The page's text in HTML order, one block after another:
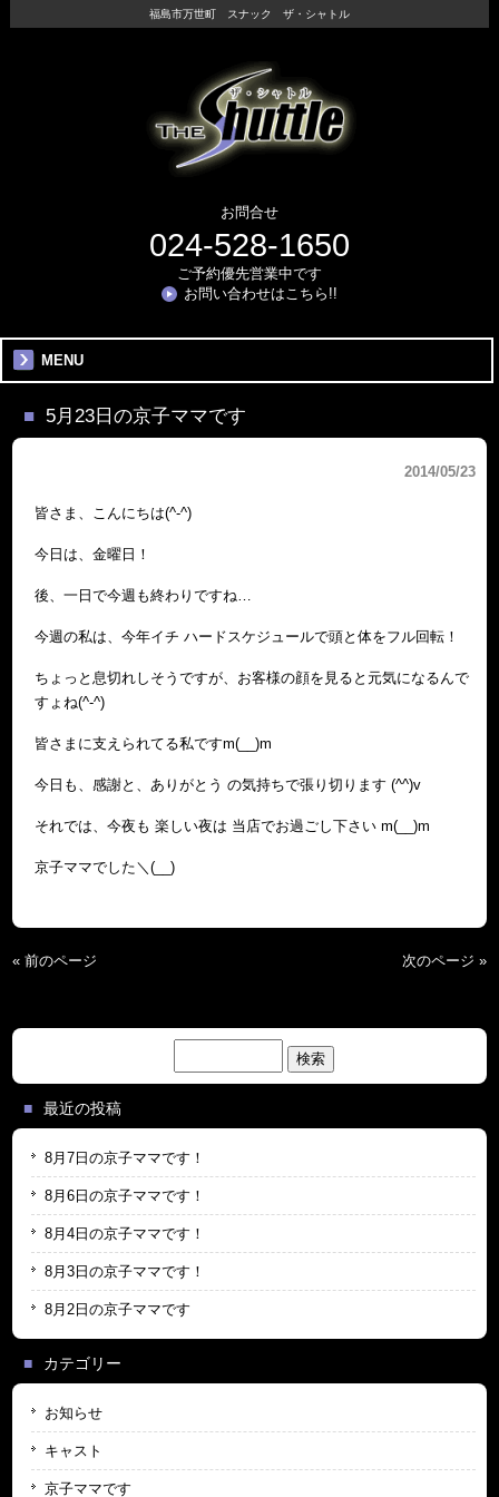
福島市万世町 スナック ザ・シャトル
お問合せ
024-528-1650
ご予約優先営業中です
お問い合わせはこちら!!
MENU
5月23日の京子ママです
2014/05/23
皆さま、こんにちは(^-^)
今日は、金曜日！
後、一日で今週も終わりですね…
今週の私は、今年イチ ハードスケジュールで頭と体をフル回転！
ちょっと息切れしそうですが、お客様の顔を見ると元気になるんで
すょね(^-^)
皆さまに支えられてる私ですm(__)m
今日も、感謝と、ありがとう の気持ちで張り切ります (^^)v
それでは、今夜も 楽しい夜は 当店でお過ごし下さい m(__)m
京子ママでした＼(__)
« 前のページ 次のページ »
索:
最近の投稿
8月7日の京子ママです！
8月6日の京子ママです！
8月4日の京子ママです！
8月3日の京子ママです！
8月2日の京子ママです
カテゴリー
お知らせ
キャスト
京子ママです